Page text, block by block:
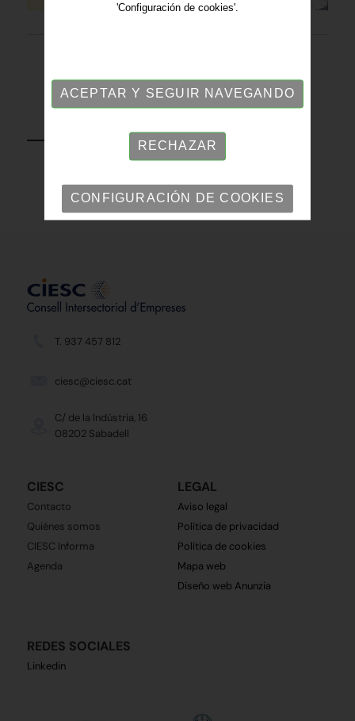
T. 937 457 812
ciesc@ciesc.cat
C/ de la Indústria, 16
08202 Sabadell
CIESC
Contacto
Quiénes somos
CIESC Informa
Agenda
REDES SOCIALES
Linkedin
LEGAL
Aviso legal
Política de privacidad
Política de cookies
Mapa web
Diseño web Anunzia
'Configuración de cookies'.
ACEPTAR Y SEGUIR NAVEGANDO
RECHAZAR
CONFIGURACIÓN DE COOKIES